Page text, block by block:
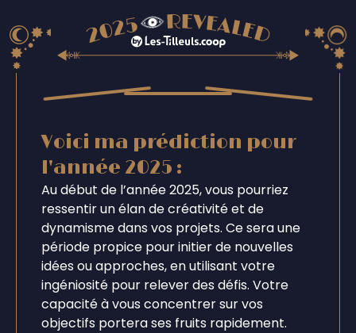
Voici ma prédiction pour
l'année 2025 :
Au début de l’année 2025, vous pourriez
ressentir un élan de créativité et de
dynamisme dans vos projets. Ce sera une
période propice pour initier de nouvelles
idées ou approches, en utilisant votre
ingéniosité pour relever des défis. Votre
capacité à vous concentrer sur vos
objectifs portera ses fruits rapidement.